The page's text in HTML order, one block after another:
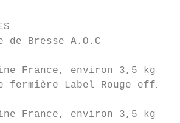
de Bresse A.O.C
France, environ 3,5 kg
fermière Label Rouge
France, environ 3,5 kg